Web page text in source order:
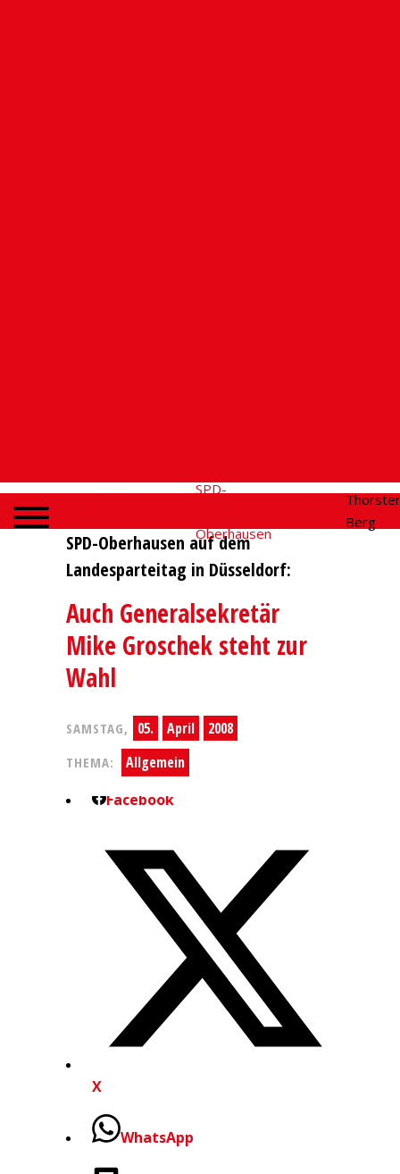
SPD-
Oberhausen
Berg
SPD-Oberhausen auf dem
Landesparteitag in Düsseldorf:
Auch Generalsekretär
Mike Groschek steht zur
Wahl
SAMSTAG, 05. April 2008
THEMA:
Allgemein
Facebook
X
WhatsApp